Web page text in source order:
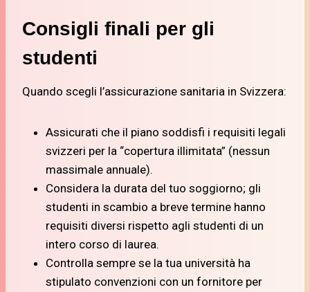
Consigli finali per gli
studenti
Quando scegli l’assicurazione sanitaria in Svizzera:
Assicurati che il piano soddisfi i requisiti legali
svizzeri per la “copertura illimitata” (nessun
massimale annuale).
Considera la durata del tuo soggiorno; gli
studenti in scambio a breve termine hanno
requisiti diversi rispetto agli studenti di un
intero corso di laurea.
Controlla sempre se la tua università ha
stipulato convenzioni con un fornitore per